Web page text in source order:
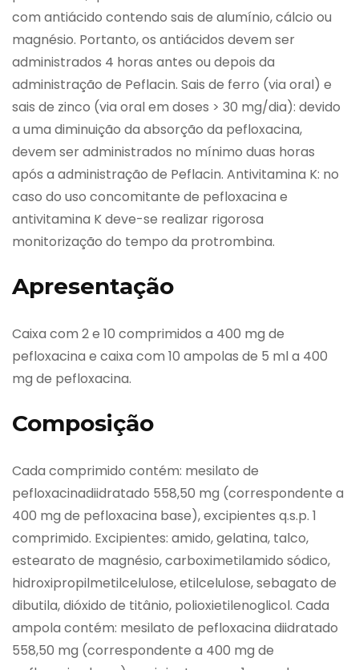
com antiácido contendo sais de alumínio, cálcio ou
magnésio. Portanto, os antiácidos devem ser
administrados 4 horas antes ou depois da
administração de Peflacin. Sais de ferro (via oral) e
sais de zinco (via oral em doses > 30 mg/dia): devido
a uma diminuição da absorção da pefloxacina,
devem ser administrados no mínimo duas horas
após a administração de Peflacin. Antivitamina K: no
caso do uso concomitante de pefloxacina e
antivitamina K deve-se realizar rigorosa
monitorização do tempo da protrombina.
Apresentação
Caixa com 2 e 10 comprimidos a 400 mg de
pefloxacina e caixa com 10 ampolas de 5 ml a 400
mg de pefloxacina.
Composição
Cada comprimido contém: mesilato de
pefloxacinadiidratado 558,50 mg (correspondente a
400 mg de pefloxacina base), excipientes q.s.p. 1
comprimido. Excipientes: amido, gelatina, talco,
estearato de magnésio, carboximetilamido sódico,
hidroxipropilmetilcelulose, etilcelulose, sebagato de
dibutila, dióxido de titânio, polioxietilenoglicol. Cada
ampola contém: mesilato de pefloxacina diidratado
558,50 mg (correspondente a 400 mg de